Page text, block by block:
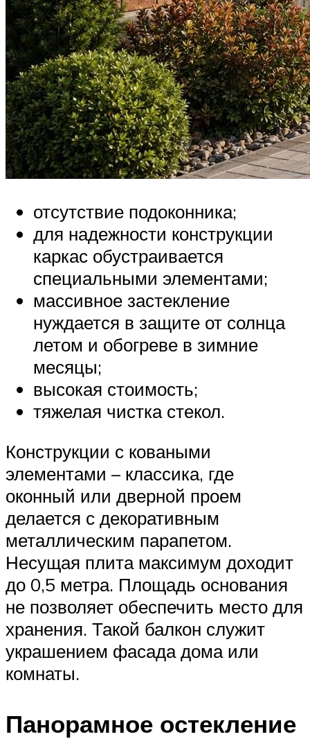
отсутствие подоконника;
для надежности конструкции
каркас обустраивается
специальными элементами;
массивное застекление
нуждается в защите от солнца
летом и обогреве в зимние
месяцы;
высокая стоимость;
тяжелая чистка стекол.
Конструкции с коваными
элементами – классика, где
оконный или дверной проем
делается с декоративным
металлическим парапетом.
Несущая плита максимум доходит
до 0,5 метра. Площадь основания
не позволяет обеспечить место для
хранения. Такой балкон служит
украшением фасада дома или
комнаты.
Панорамное остекление